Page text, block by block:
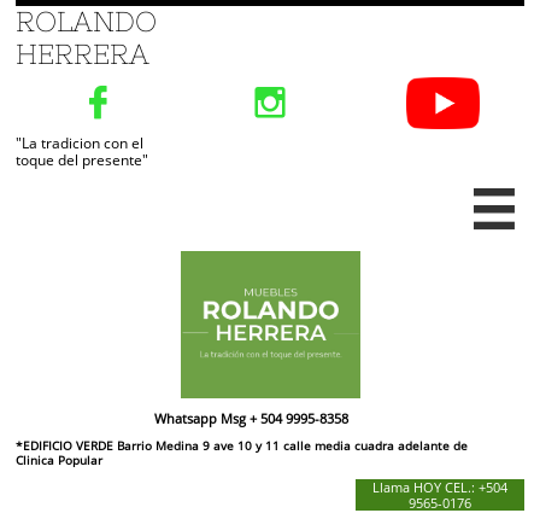
ROLANDO
HERRERA
 
"La tradicion con el
toque del presente"

Whatsapp Msg + 504 9995-8358
*EDIFICIO VERDE Barrio Medina 9 ave 10 y 11 calle media cuadra adelante de
​Clinica Popular
Llama HOY CEL.: +504
9565-0176